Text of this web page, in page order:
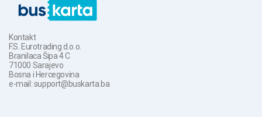
Kontakt
F.S. Eurotrading d.o.o.
Branilaca Šipa 4 C
71000 Sarajevo
Bosna i Hercegovina
e-mail: support@buskarta.ba